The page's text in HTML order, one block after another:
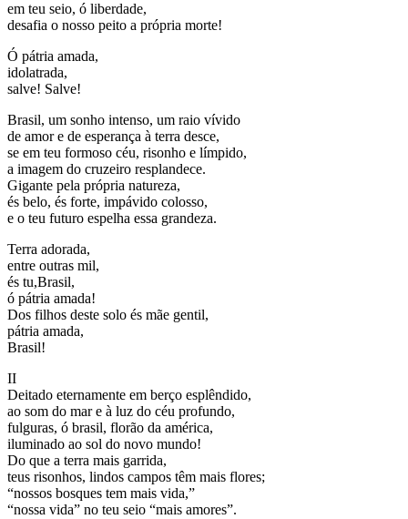
em teu seio, ó liberdade,
desafia o nosso peito a própria morte!
Ó pátria amada,
idolatrada,
salve! Salve!
Brasil, um sonho intenso, um raio vívido
de amor e de esperança à terra desce,
se em teu formoso céu, risonho e límpido,
a imagem do cruzeiro resplandece.
Gigante pela própria natureza,
és belo, és forte, impávido colosso,
e o teu futuro espelha essa grandeza.
Terra adorada,
entre outras mil,
és tu,Brasil,
ó pátria amada!
Dos filhos deste solo és mãe gentil,
pátria amada,
Brasil!
II
Deitado eternamente em berço esplêndido,
ao som do mar e à luz do céu profundo,
fulguras, ó brasil, florão da américa,
iluminado ao sol do novo mundo!
Do que a terra mais garrida,
teus risonhos, lindos campos têm mais flores;
“nossos bosques tem mais vida,”
“nossa vida” no teu seio “mais amores”.